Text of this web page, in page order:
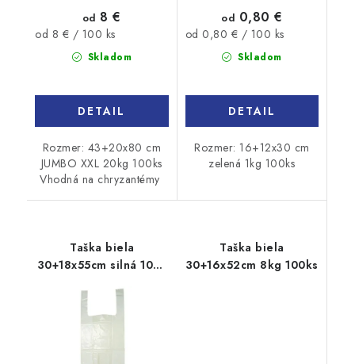
Skladom
od 8 €
Jednotková
od 8 € / 100 ks
DETAIL
Rozmer: 43+20x80 cm
JUMBO XXL 20kg 100ks
Vhodná na chryzantémy
Skladom
od 0,80 €
Jednotková
od 0,80 € / 100 ks
DETAIL
Rozmer: 16+12x30 cm
zelená 1kg 100ks
Taška biela
30+18x55cm silná 10kg
Taška biela
30+16x52cm 8kg 100ks